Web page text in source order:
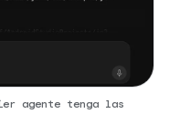
agente tenga las